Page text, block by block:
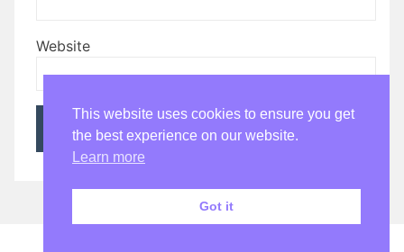
Website
This website uses cookies to ensure you get
the best experience on our website.
Learn more
Got it